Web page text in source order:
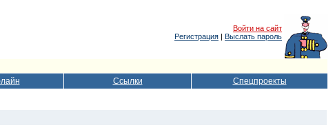
Войти на сайт
Регистрация | Выслать пароль
Ссылки Спецпроекты